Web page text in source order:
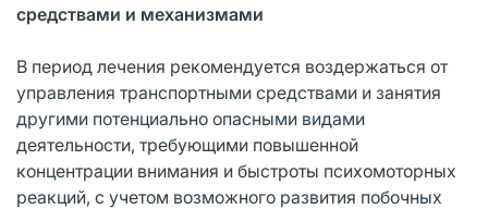
средствами и механизмами
В период лечения рекомендуется воздержаться от
управления транспортными средствами и занятия
другими потенциально опасными видами
деятельности, требующими повышенной
концентрации внимания и быстроты психомоторных
реакций, с учетом возможного развития побочных